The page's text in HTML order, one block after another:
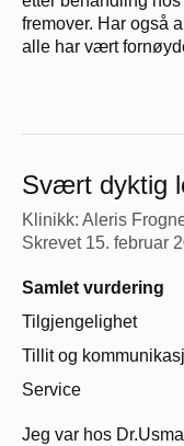
fremover. Har også
alle har vært
Svært dyktig
Klinikk: Aleris
Skrevet 15. februar
Samlet vurdering
Tilgjengelighet
Tillit og
Service
Jeg var hos